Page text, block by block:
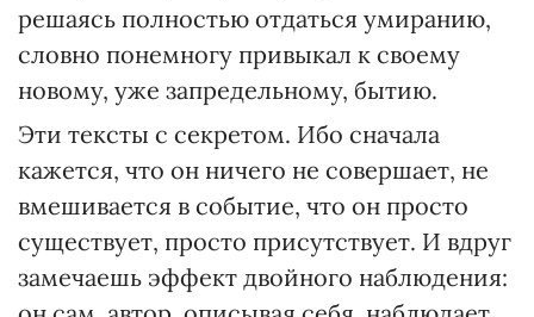
решаясь полностью отдаться умиранию,
словно понемногу привыкал к своему
новому, уже запредельному, бытию.
Эти тексты с секретом. Ибо сначала
кажется, что он ничего не совершает, не
вмешивается в событие, что он просто
существует, просто присутствует. И вдруг
замечаешь эффект двойного наблюдения: